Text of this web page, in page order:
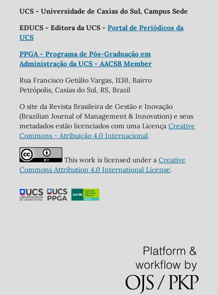
UCS - Universidade de Caxias do Sul, Campus Sede
EDUCS - Editora da UCS - Portal de Periódicos da
UCS
PPGA - Programa de Pós-Graduação em
Administração da UCS - AACSB Member
Rua Francisco Getúlio Vargas, 1130, Bairro
Petrópolis, Caxias do Sul, RS, Brazil
O site da Revista Brasileira de Gestão e Inovação
(Brazilian Journal of Management & Innovation) e seus
metadados estão licenciados com uma Licença Creative
Commons - Atribuição 4.0 Internacional.
This work is licensed under a Creative
Commons Attribution 4.0 International License.